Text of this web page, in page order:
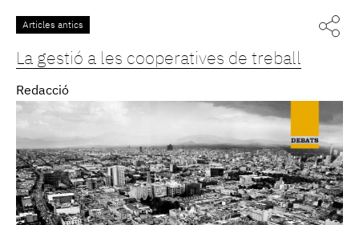
Articles antics
La gestió a les cooperatives de treball
Redacció